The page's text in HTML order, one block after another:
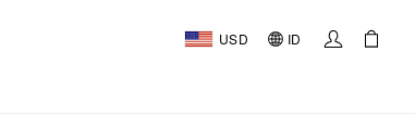
USD ID